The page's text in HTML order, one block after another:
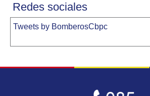
Redes sociales
Tweets by BomberosCbpc